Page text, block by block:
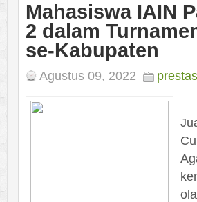
Mahasiswa IAIN
2 dalam
se-Kabupaten
Agustus 09, 2022